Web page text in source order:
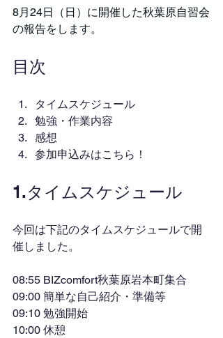
8月24日（日）に開催した秋葉原自習会
の報告をします。
目次
タイムスケジュール
勉強・作業内容
感想
参加申込みはこちら！
1.タイムスケジュール
今回は下記のタイムスケジュールで開
催しました。
08:55 BIZcomfort秋葉原岩本町集合
09:00 簡単な自己紹介・準備等
09:10 勉強開始
10:00 休憩